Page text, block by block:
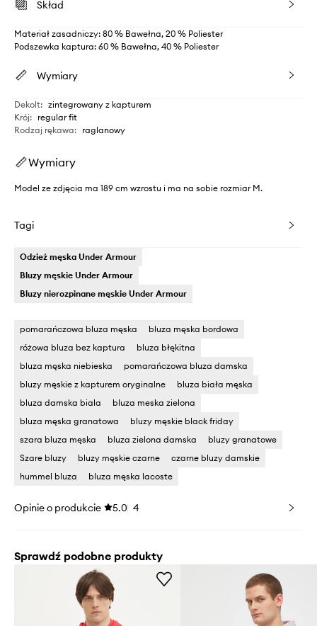
Skład
Materiał zasadniczy: 80 % Bawełna, 20 % Poliester
Podszewka kaptura: 60 % Bawełna, 40 % Poliester
Wymiary
Dekolt: zintegrowany z kapturem
Krój: regular fit
Rodzaj rękawa: raglanowy
Wymiary
Model ze zdjęcia ma 189 cm wzrostu i ma na sobie rozmiar M.
Tagi
Odzież męska Under Armour
Bluzy męskie Under Armour
Bluzy nierozpinane męskie Under Armour
pomarańczowa bluza męska
bluza męska bordowa
różowa bluza bez kaptura
bluza błękitna
bluza męska niebieska
pomarańczowa bluza damska
bluzy męskie z kapturem oryginalne
bluza biała męska
bluza damska biala
bluza meska zielona
bluza męska granatowa
bluzy męskie black friday
szara bluza męska
bluza zielona damska
bluzy granatowe
Szare bluzy
bluzy męskie czarne
czarne bluzy damskie
hummel bluza
bluza męska lacoste
Opinie o produkcie 5.0 4
Sprawdź podobne produkty